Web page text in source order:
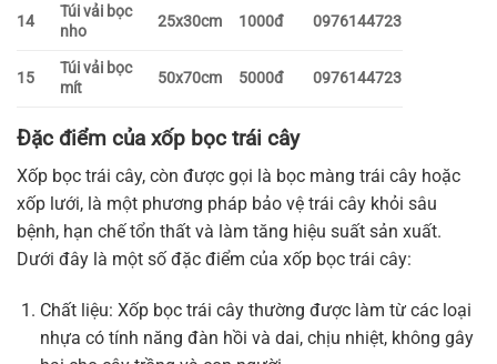
14
Túi vải bọc
nho
25x30cm 1000đ 0976144723
15
Túi vải bọc
mít
50x70cm 5000đ 0976144723
Đặc điểm của xốp bọc trái cây
Xốp bọc trái cây, còn được gọi là bọc màng trái cây hoặc
xốp lưới, là một phương pháp bảo vệ trái cây khỏi sâu
bệnh, hạn chế tổn thất và làm tăng hiệu suất sản xuất.
Dưới đây là một số đặc điểm của xốp bọc trái cây:
Chất liệu: Xốp bọc trái cây thường được làm từ các loại
nhựa có tính năng đàn hồi và dai, chịu nhiệt, không gây